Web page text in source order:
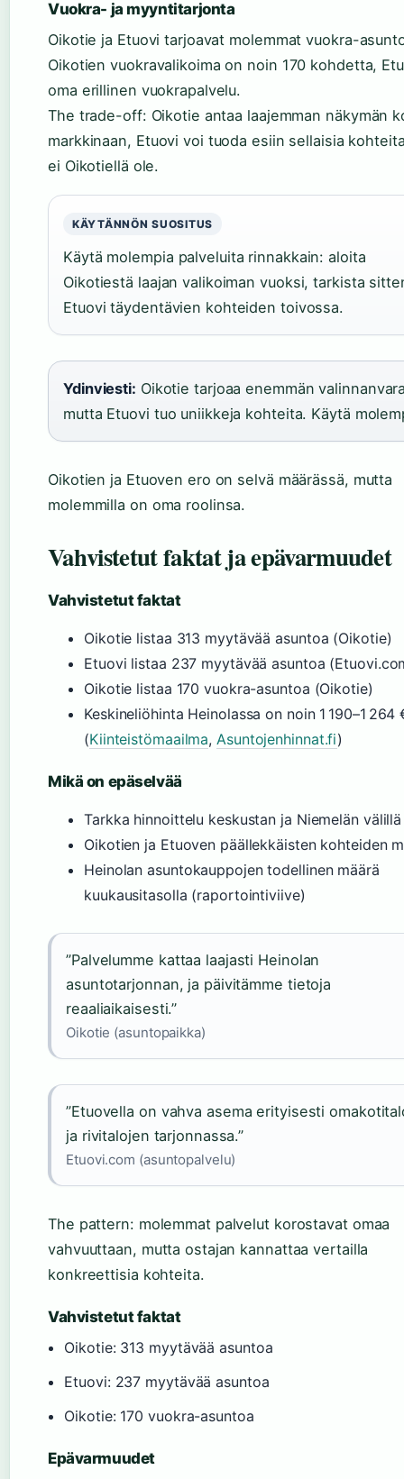
Vuokra- ja myyntitarjonta
Oikotie ja Etuovi tarjoavat molemmat vuokra-
Oikotien vuokravalikoima on noin 170 kohdetta,
oma erillinen vuokrapalvelu.
The trade-off: Oikotie antaa laajemman näkymän
markkinaan, Etuovi voi tuoda esiin sellaisia
ei Oikotiellä ole.
KÄYTÄNNÖN SUOSITUS
Käytä molempia palveluita rinnakkain: aloita
Oikotiestä laajan valikoiman vuoksi, tarkista
Etuovi täydentävien kohteiden toivossa.
Ydinviesti: Oikotie tarjoaa enemmän
mutta Etuovi tuo uniikkeja kohteita. Käytä
Oikotien ja Etuoven ero on selvä määrässä, mutta
molemmilla on oma roolinsa.
Vahvistetut faktat ja epävarmuudet
Vahvistetut faktat
Oikotie listaa 313 myytävää asuntoa (Oikotie)
Etuovi listaa 237 myytävää asuntoa
Oikotie listaa 170 vuokra-asuntoa (Oikotie)
Keskineliöhinta Heinolassa on noin 1 190–1 264
(Kiinteistömaailma,Asuntojenhinnat.fi)
Mikä on epäselvää
Tarkka hinnoittelu keskustan ja Niemelän välillä
Oikotien ja Etuoven päällekkäisten kohteiden
Heinolan asuntokauppojen todellinen määrä
kuukausitasolla (raportointiviive)
”Palvelumme kattaa laajasti Heinolan
asuntotarjonnan, ja päivitämme tietoja
reaaliaikaisesti.”
Oikotie (asuntopaikka)
”Etuovella on vahva asema erityisesti
ja rivitalojen tarjonnassa.”
Etuovi.com (asuntopalvelu)
The pattern: molemmat palvelut korostavat omaa
vahvuuttaan, mutta ostajan kannattaa vertailla
konkreettisia kohteita.
Vahvistetut faktat
Oikotie: 313 myytävää asuntoa
Etuovi: 237 myytävää asuntoa
Oikotie: 170 vuokra-asuntoa
Epävarmuudet